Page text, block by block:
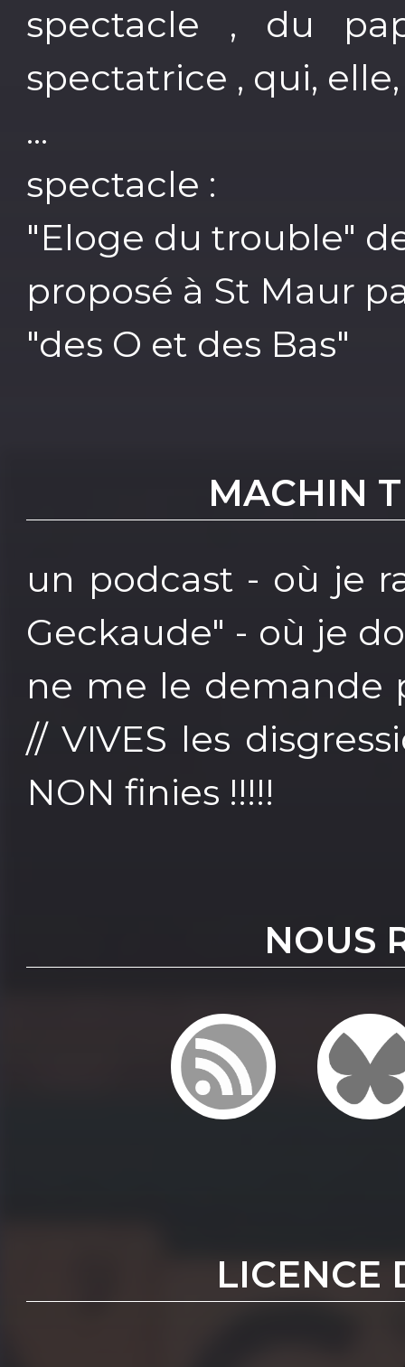
spectacle , du
spectatrice , qui,
...
spectacle :
"Eloge du trouble"
proposé à St Maur
"des O et des Bas"
MACHIN
un podcast - où je
Geckaude" - où je
ne me le demande
// VIVES les
NON finies !!!!!
NOUS
LICENCE